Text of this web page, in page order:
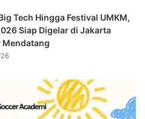
Tech Hingga Festival UMKM,
Siap Digelar di Jakarta
Mendatang